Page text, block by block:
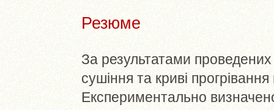
Резюме
За результатами проведених
сушіння та криві
Експериментально